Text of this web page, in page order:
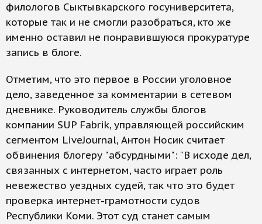
филологов Сыктывкарского госуниверситета,
которые так и не смогли разобраться, кто же
именно оставил не понравившуюся прокуратуре
запись в блоге.
Отметим, что это первое в России уголовное
дело, заведенное за комментарии в сетевом
дневнике. Руководитель службы блогов
компании SUP Fabrik, управляющей российским
сегментом LiveJournal, Антон Носик считает
обвинения блогеру "абсурдными": "В исходе дел,
связанных с интернетом, часто играет роль
невежество уездных судей, так что это будет
проверка интернет-грамотности судов
Республики Коми. Этот суд станет самым